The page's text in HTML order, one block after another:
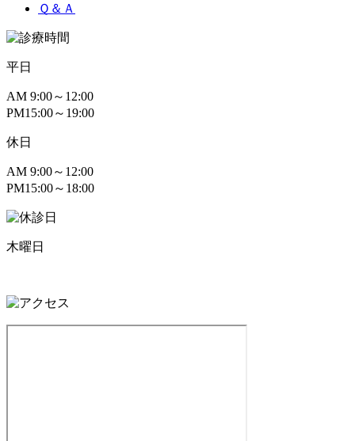
Ｑ＆Ａ
平日
AM 9:00～12:00
PM15:00～19:00
休日
AM 9:00～12:00
PM15:00～18:00
木曜日